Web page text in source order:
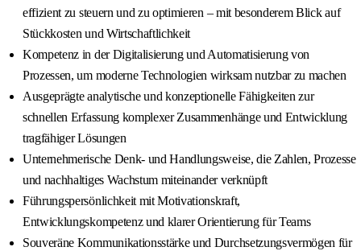
effizient zu steuern und zu optimieren – mit besonderem Blick auf
Stückkosten und Wirtschaftlichkeit
Kompetenz in der Digitalisierung und Automatisierung von
Prozessen, um moderne Technologien wirksam nutzbar zu machen
Ausgeprägte analytische und konzeptionelle Fähigkeiten zur
schnellen Erfassung komplexer Zusammenhänge und Entwicklung
tragfähiger Lösungen
Unternehmerische Denk- und Handlungsweise, die Zahlen, Prozesse
und nachhaltiges Wachstum miteinander verknüpft
Führungspersönlichkeit mit Motivationskraft,
Entwicklungskompetenz und klarer Orientierung für Teams
Souveräne Kommunikationsstärke und Durchsetzungsvermögen für